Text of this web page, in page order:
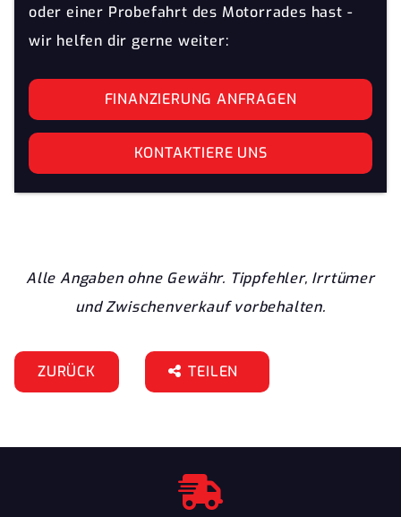
oder einer Probefahrt des Motorrades hast -
wir helfen dir gerne weiter:
FINANZIERUNG ANFRAGEN
KONTAKTIERE UNS
Alle Angaben ohne Gewähr. Tippfehler, Irrtümer
und Zwischenverkauf vorbehalten.
ZURÜCK TEILEN